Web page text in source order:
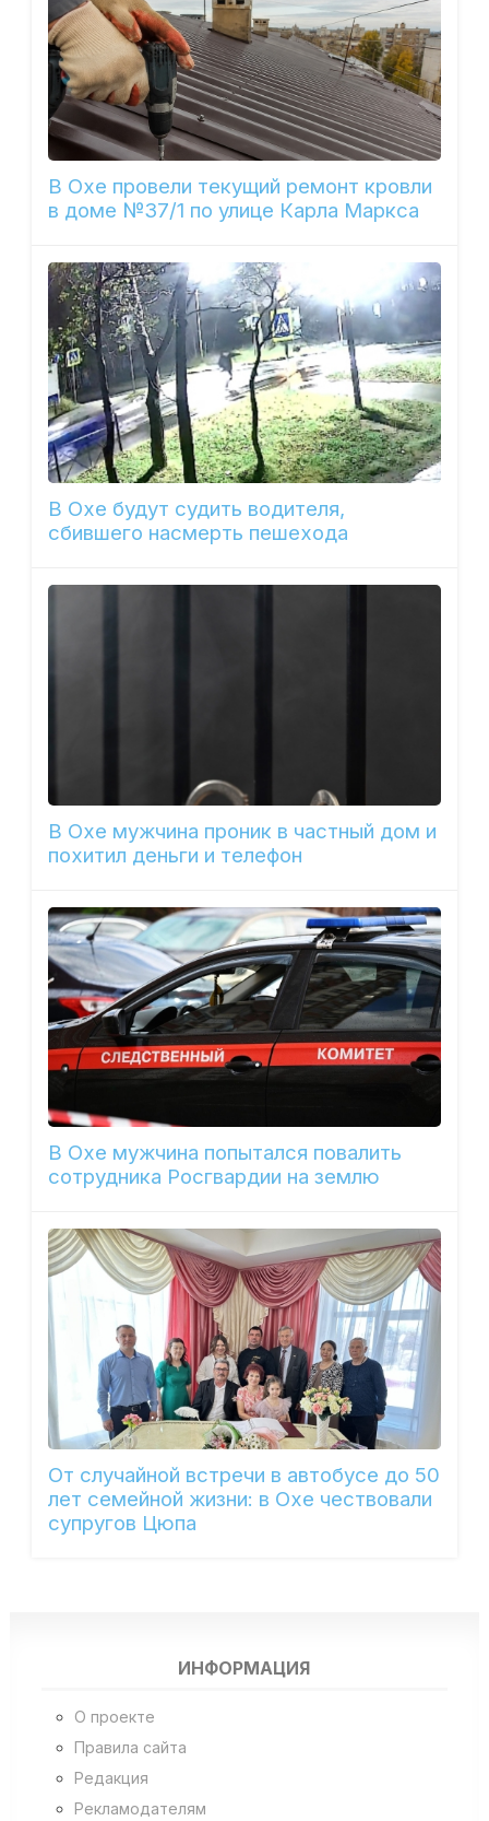
В Охе провели текущий ремонт кровли
в доме №37/1 по улице Карла Маркса
В Охе будут судить водителя,
сбившего насмерть пешехода
В Охе мужчина проник в частный дом и
похитил деньги и телефон
В Охе мужчина попытался повалить
сотрудника Росгвардии на землю
От случайной встречи в автобусе до 50
лет семейной жизни: в Охе чествовали
супругов Цюпа
ИНФОРМАЦИЯ
О проекте
Правила сайта
Редакция
Рекламодателям